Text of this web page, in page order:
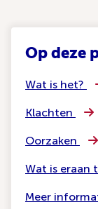
Op deze
Wat is het?
Klachten
Oorzaken
Wat is eraan
Meer